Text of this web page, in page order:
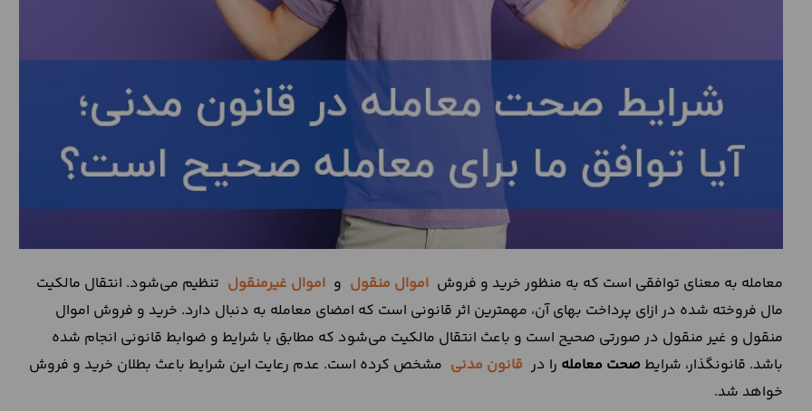
معامله به معنای توافقی است که به منظور خرید و فروش اموال منقول و اموال غیرمنقول تنظیم می‌شود. انتقال مالکیت
مال فروخته شده در ازای پرداخت بهای آن، مهمترین اثر قانونی است که امضای معامله به دنبال دارد. خرید و فروش اموال
منقول و غیر منقول در صورتی صحیح است و باعث انتقال مالکیت می‌شود که مطابق با شرایط و ضوابط قانونی انجام شده
باشد. قانونگذار، شرایط صحت معامله را در قانون مدنی مشخص کرده است. عدم رعایت این شرایط باعث بطلان خرید و فروش
خواهد شد.